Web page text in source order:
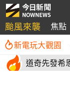
颱風來襲 焦點
新電玩大觀園
道奇先發希